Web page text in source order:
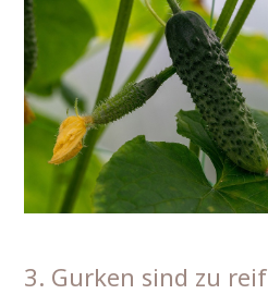
3. Gurken sind zu reif